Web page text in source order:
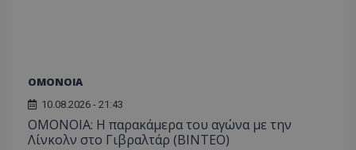
ΟΜΟΝΟΙΑ
10.08.2026 - 21:43
OMONOIA: Η παρακάμερα του αγώνα με την
Λίνκολν στο Γιβραλτάρ (BINTEO)